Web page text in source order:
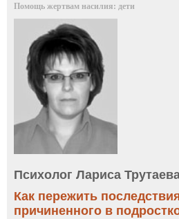
Помощь жертвам насилия: дети
Психолог Лариса
Как пережить
причиненного в